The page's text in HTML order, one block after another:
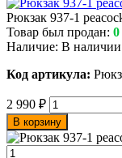
Рюкзак 937-1
Товар был продан: 0
Наличие: В наличии
Код артикула:
2 990 ₽
В корзину